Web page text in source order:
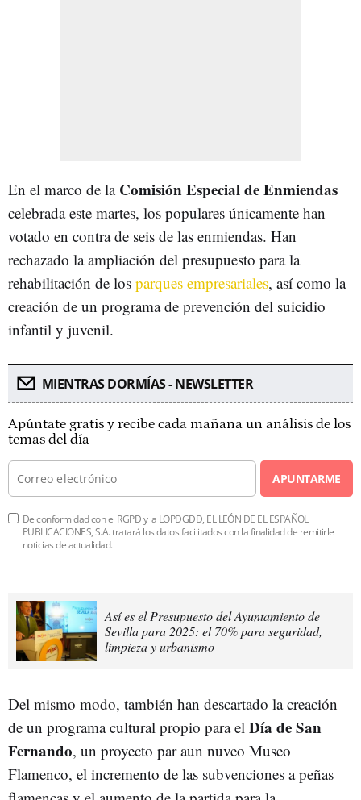
En el marco de la Comisión Especial de Enmiendas
celebrada este martes, los populares únicamente han
votado en contra de seis de las enmiendas. Han
rechazado la ampliación del presupuesto para la
rehabilitación de los parques empresariales, así como la
creación de un programa de prevención del suicidio
infantil y juvenil.
MIENTRAS DORMÍAS - NEWSLETTER
Apúntate gratis y recibe cada mañana un análisis de los
temas del día
APUNTARME
De conformidad con el RGPD y la LOPDGDD, EL LEÓN DE EL ESPAÑOL
PUBLICACIONES, S.A. tratará los datos facilitados con la finalidad de remitirle
noticias de actualidad.
Así es el Presupuesto del Ayuntamiento de
Sevilla para 2025: el 70% para seguridad,
limpieza y urbanismo
Del mismo modo, también han descartado la creación
de un programa cultural propio para el Día de San
Fernando, un proyecto par aun nuveo Museo
Flamenco, el incremento de las subvenciones a peñas